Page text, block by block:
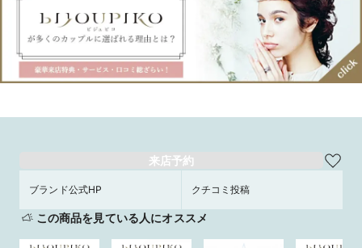
来店予約
ブランド公式HP クチコミ投稿
この商品を見ている人にオススメ